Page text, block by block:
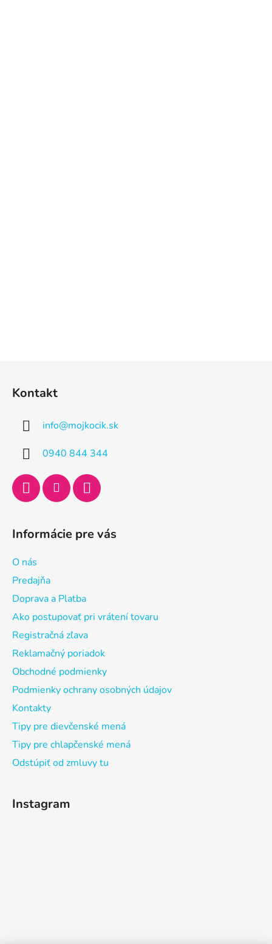
Kontakt
info@mojkocik.sk
0940 844 344
Informácie pre vás
O nás
Predajňa
Doprava a Platba
Ako postupovať pri vrátení tovaru
Registračná zľava
Reklamačný poriadok
Obchodné podmienky
Podmienky ochrany osobných údajov
Kontakty
Tipy pre dievčenské mená
Tipy pre chlapčenské mená
Odstúpiť od zmluvy tu
Instagram